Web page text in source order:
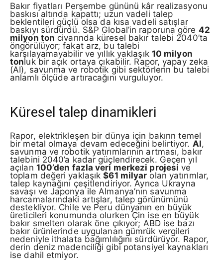
Bakır fiyatları Perşembe gününü kâr realizasyonu
baskısı altında kapattı; uzun vadeli talep
beklentileri güçlü olsa da kısa vadeli satışlar
baskıyı sürdürdü. S&P Global’in raporuna göre 42
milyon ton civarında küresel bakır talebi 2040’ta
öngörülüyor; fakat arz, bu talebi
karşılayamayabilir ve yıllık yaklaşık 10 milyon
tonluk bir açık ortaya çıkabilir. Rapor, yapay zeka
(AI), savunma ve robotik gibi sektörlerin bu talebi
anlamlı ölçüde artıracağını vurguluyor.
Küresel talep dinamikleri
Rapor, elektrikleşen bir dünya için bakırın temel
bir metal olmaya devam edeceğini belirtiyor. AI,
savunma ve robotik yatırımlarının artması, bakır
talebini 2040’a kadar güçlendirecek. Geçen yıl
açılan 100’den fazla veri merkezi projesi ve
toplam değeri yaklaşık$61 milyar olan yatırımlar,
talep kaynağını çeşitlendiriyor. Ayrıca Ukrayna
savaşı ve Japonya ile Almanya’nın savunma
harcamalarındaki artışlar, talep görünümünü
destekliyor. Chile ve Peru dünyanın en büyük
üreticileri konumunda olurken Çin ise en büyük
bakır smelterı olarak öne çıkıyor; ABD ise bazı
bakır ürünlerinde uygulanan gümrük vergileri
nedeniyle ithalata bağımlılığını sürdürüyor. Rapor,
derin deniz madenciliği gibi potansiyel kaynakları
ise dahil etmiyor.